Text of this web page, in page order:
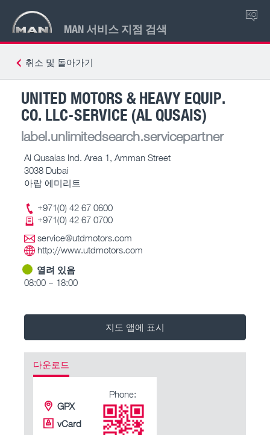
MAN 서비스 지점 검색
KO
취소 및 돌아가기
UNITED MOTORS & HEAVY EQUIP.
CO. LLC-SERVICE (AL QUSAIS)
label.unlimitedsearch.servicepartner
Al Qusaias Ind. Area 1, Amman Street
3038 Dubai
아랍 에미리트
+971(0) 42 67 0600
+971(0) 42 67 0700
service@utdmotors.com
http://www.utdmotors.com
열려 있음
08:00 – 18:00
지도 앱에 표시
다운로드
GPX
vCard
Phone: